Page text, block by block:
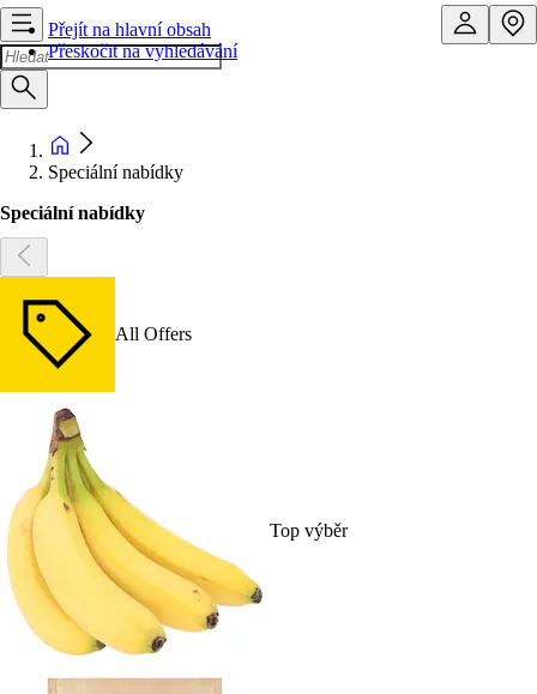
Přejít na hlavní obsah
Přeskočit na vyhledávání
Speciální nabídky
Speciální nabídky
All Offers
Top výběr